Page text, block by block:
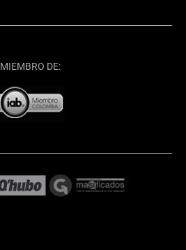
MIEMBRO DE: